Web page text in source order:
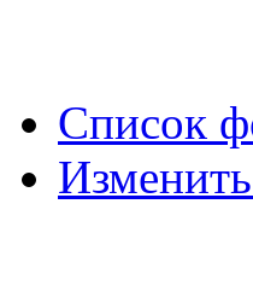
Список